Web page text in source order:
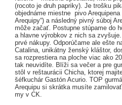
(rocoto je druh papriky). Je trošku
objednáme miestne pivo Arequipena
Arequipy“) a následný pivný súboj
môže začať. Postupne stúpame do
a hlavne výrobkov z nich sa
prvé nákupy. Odporúčame ale ešte
Catalina, unikátny ženský kláštor,
sa rozprestiera na ploche viac ako
tak neuvidíte. Blíži sa večer a pre
stôl v reštaurácii Chicha, ktorej
šéfkuchár Gastón Acurio. TOP
Arequipu si skrátka musíte
my v CK.